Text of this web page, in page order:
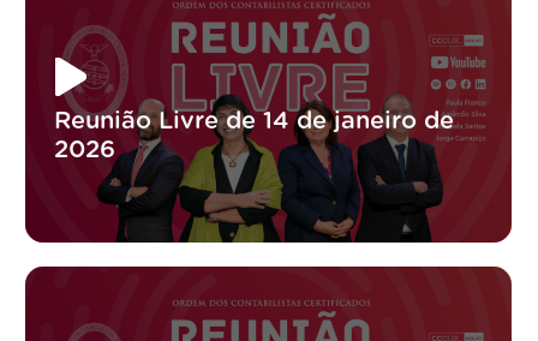
Reunião Livre de 14 de janeiro de
2026